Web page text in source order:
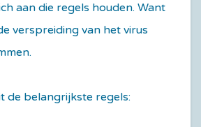
aan die regels houden. Want
verspreiding van het virus
de belangrijkste regels: